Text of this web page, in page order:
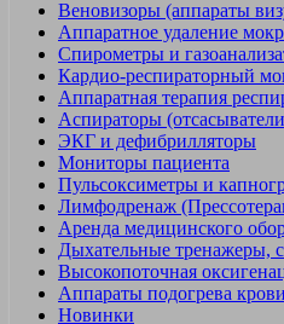
Веновизоры (аппараты
Аппаратное удаление
Спирометры и
Кардио-респираторный
Аппаратная терапия
Аспираторы
ЭКГ и дефибрилляторы
Мониторы пациента
Пульсоксиметры и
Лимфодренаж
Аренда медицинского
Дыхательные тренажеры,
Высокопоточная
Аппараты подогрева
Новинки